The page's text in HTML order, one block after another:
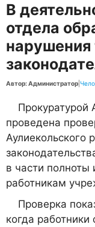
В
отдела
нарушения
Автор: Администратор
Прокуратурой
проведена
Аулиекольского
в части полноты
работникам
Проверка
когда